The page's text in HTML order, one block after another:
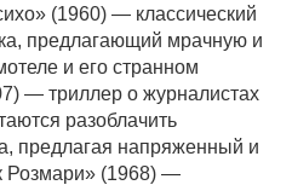
(1960) — классический
предлагающий мрачную и
и его странном
— триллер о журналистах
разоблачить
предлагая напряженный и
Розмари» (1968) —